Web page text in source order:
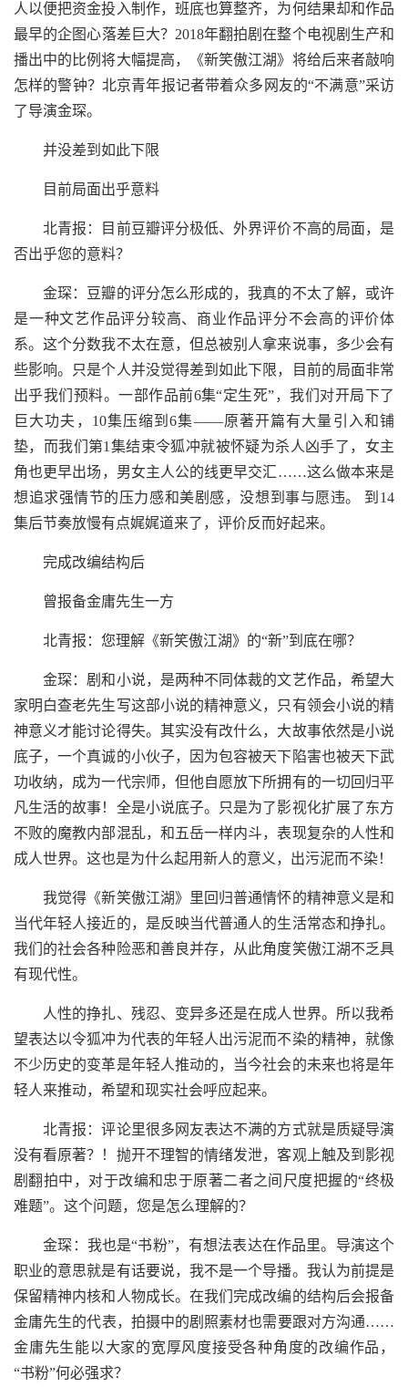
人以便把资金投入制作，班底也算整齐，为何结果却和作品
最早的企图心落差巨大？2018年翻拍剧在整个电视剧生产和
播出中的比例将大幅提高，《新笑傲江湖》将给后来者敲响
怎样的警钟？北京青年报记者带着众多网友的“不满意”采访
了导演金琛。
并没差到如此下限
目前局面出乎意料
北青报：目前豆瓣评分极低、外界评价不高的局面，是
否出乎您的意料？
金琛：豆瓣的评分怎么形成的，我真的不太了解，或许
是一种文艺作品评分较高、商业作品评分不会高的评价体
系。这个分数我不太在意，但总被别人拿来说事，多少会有
些影响。只是个人并没觉得差到如此下限，目前的局面非常
出乎我们预料。一部作品前6集“定生死”，我们对开局下了
巨大功夫，10集压缩到6集——原著开篇有大量引入和铺
垫，而我们第1集结束令狐冲就被怀疑为杀人凶手了，女主
角也更早出场，男女主人公的线更早交汇……这么做本来是
想追求强情节的压力感和美剧感，没想到事与愿违。 到14
集后节奏放慢有点娓娓道来了，评价反而好起来。
完成改编结构后
曾报备金庸先生一方
北青报：您理解《新笑傲江湖》的“新”到底在哪？
金琛：剧和小说，是两种不同体裁的文艺作品，希望大
家明白查老先生写这部小说的精神意义，只有领会小说的精
神意义才能讨论得失。其实没有改什么，大故事依然是小说
底子，一个真诚的小伙子，因为包容被天下陷害也被天下武
功收纳，成为一代宗师，但他自愿放下所拥有的一切回归平
凡生活的故事！全是小说底子。只是为了影视化扩展了东方
不败的魔教内部混乱，和五岳一样内斗，表现复杂的人性和
成人世界。这也是为什么起用新人的意义，出污泥而不染！
我觉得《新笑傲江湖》里回归普通情怀的精神意义是和
当代年轻人接近的，是反映当代普通人的生活常态和挣扎。
我们的社会各种险恶和善良并存，从此角度笑傲江湖不乏具
有现代性。
人性的挣扎、残忍、变异多还是在成人世界。所以我希
望表达以令狐冲为代表的年轻人出污泥而不染的精神，就像
不少历史的变革是年轻人推动的，当今社会的未来也将是年
轻人来推动，希望和现实社会呼应起来。
北青报：评论里很多网友表达不满的方式就是质疑导演
没有看原著？！抛开不理智的情绪发泄，客观上触及到影视
剧翻拍中，对于改编和忠于原著二者之间尺度把握的“终极
难题”。这个问题，您是怎么理解的？
金琛：我也是“书粉”，有想法表达在作品里。导演这个
职业的意思就是有话要说，我不是一个导播。我认为前提是
保留精神内核和人物成长。在我们完成改编的结构后会报备
金庸先生的代表，拍摄中的剧照素材也需要跟对方沟通……
金庸先生能以大家的宽厚风度接受各种角度的改编作品，
“书粉”何必强求？